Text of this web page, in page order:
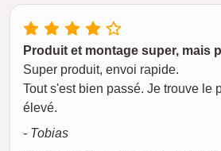
Produit et montage super, mais
Super produit, envoi rapide.
Tout s'est bien passé. Je trouve le
élevé.
- Tobias